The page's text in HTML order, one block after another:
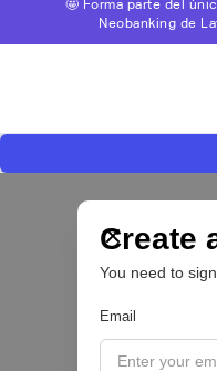
🤩 Forma parte del
Neobanking de
Create
You need to
Email
millones para
crédito y
CRÉDITO DIGITAL 💰
Pipeline Valor | August